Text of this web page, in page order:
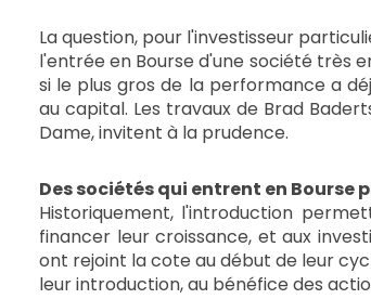
La question, pour l'investisseur
l'entrée en Bourse d'une société très
si le plus gros de la performance a
au capital. Les travaux de Brad
Dame, invitent à la prudence.
Des sociétés qui entrent en Bourse
Historiquement, l'introduction
financer leur croissance, et aux
ont rejoint la cote au début de leur
leur introduction, au bénéfice des